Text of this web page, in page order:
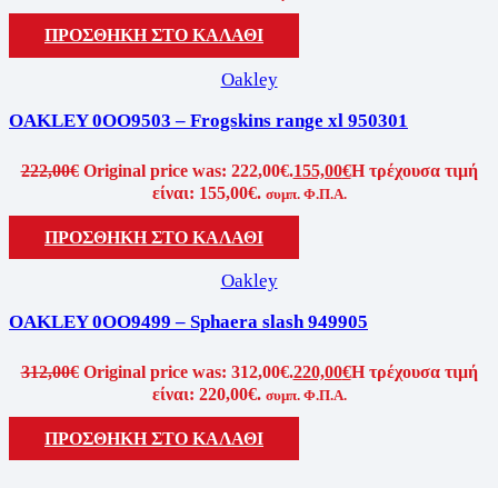
ΠΡΟΣΘΉΚΗ ΣΤΟ ΚΑΛΆΘΙ
Oakley
OAKLEY 0OO9503 – Frogskins range xl 950301
222,00€ Original price was: 222,00€.155,00€Η τρέχουσα τιμή
είναι: 155,00€. συμπ. Φ.Π.Α.
ΠΡΟΣΘΉΚΗ ΣΤΟ ΚΑΛΆΘΙ
Oakley
OAKLEY 0OO9499 – Sphaera slash 949905
312,00€ Original price was: 312,00€.220,00€Η τρέχουσα τιμή
είναι: 220,00€. συμπ. Φ.Π.Α.
ΠΡΟΣΘΉΚΗ ΣΤΟ ΚΑΛΆΘΙ